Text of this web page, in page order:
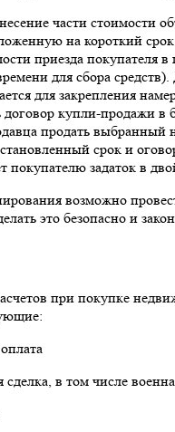
части стоимости
на короткий
приезда покупателя в
для сбора
для закрепления
договор купли-продажи в
продать
срок и
покупателю задаток в
возможно
это безопасно и
при покупке
сделка, в том числе